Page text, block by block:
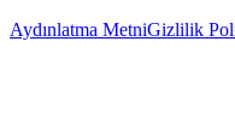
Aydınlatma MetniGizlilik